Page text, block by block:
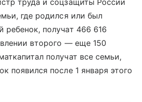
труда и соцзащиты России
где родился или был
ребенок, получат 466 616
второго — еще 150
получат все семьи,
появился после 1 января этого